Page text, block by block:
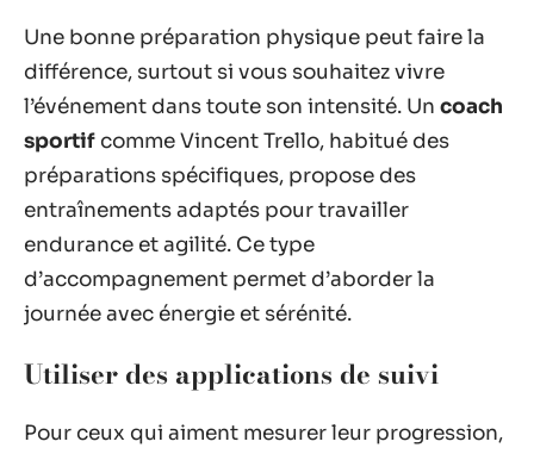
Une bonne préparation physique peut faire la
différence, surtout si vous souhaitez vivre
l’événement dans toute son intensité. Un coach
sportif comme Vincent Trello, habitué des
préparations spécifiques, propose des
entraînements adaptés pour travailler
endurance et agilité. Ce type
d’accompagnement permet d’aborder la
journée avec énergie et sérénité.
Utiliser des applications de suivi
Pour ceux qui aiment mesurer leur progression,